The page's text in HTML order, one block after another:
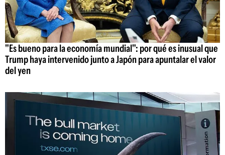
"Es bueno para la economía mundial": por qué es inusual que
Trump haya intervenido junto a Japón para apuntalar el valor
del yen